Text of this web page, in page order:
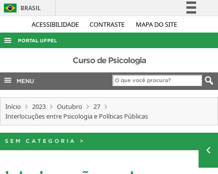
ACESSIBILIDADE CONTRASTE MAPA DO SITE
BRASIL
Simplifique!
Acesso à informação
Legislação
Canais
PORTAL UFPEL
ACESSO À INFORMAÇÃO
AUDITORIA
COBALTO
CONCURSOS
INTERNACIONAL
PORTARIAS
Curso de Psicologia
MENU
Início 2023 Outubro
27
Interlocuções entre Psicologia e Políticas Públicas
SEM CATEGORIA >